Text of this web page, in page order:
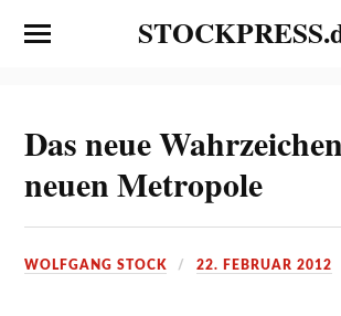
Das neue
neuen Metropole
WOLFGANG STOCK 22. FEBRUAR 2012